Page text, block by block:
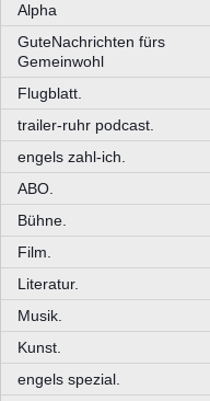
Alpha
GuteNachrichten fürs
Gemeinwohl
Flugblatt.
trailer-ruhr podcast.
engels zahl-ich.
ABO.
Bühne.
Film.
Literatur.
Musik.
Kunst.
engels spezial.